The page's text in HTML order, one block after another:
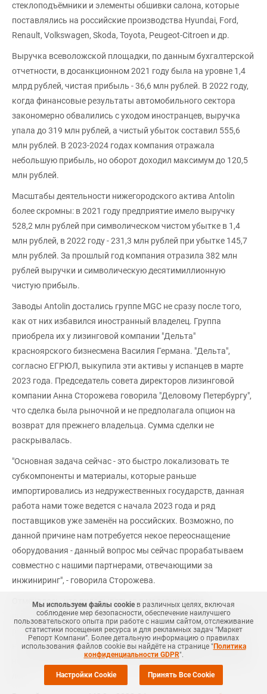
стеклоподъёмники и элементы обшивки салона, которые
поставлялись на российские производства Hyundai, Ford,
Renault, Volkswagen, Skoda, Toyota, Peugeot-Citroen и др.
Выручка всеволожской площадки, по данным бухгалтерской
отчетности, в досанкционном 2021 году была на уровне 1,4
млрд рублей, чистая прибыль - 36,6 млн рублей. В 2022 году,
когда финансовые результаты автомобильного сектора
закономерно обвалились с уходом иностранцев, выручка
упала до 319 млн рублей, а чистый убыток составил 555,6
млн рублей. В 2023-2024 годах компания отражала
небольшую прибыль, но оборот доходил максимум до 120,5
млн рублей.
Масштабы деятельности нижегородского актива Antolin
более скромны: в 2021 году предприятие имело выручку
528,2 млн рублей при символическом чистом убытке в 1,4
млн рублей, в 2022 году - 231,3 млн рублей при убытке 145,7
млн рублей. За прошлый год компания отразила 382 млн
рублей выручки и символическую десятимиллионную
чистую прибыль.
Заводы Antolin достались группе MGC не сразу после того,
как от них избавился иностранный владелец. Группа
приобрела их у лизинговой компании "Дельта"
красноярского бизнесмена Василия Германа. "Дельта",
согласно ЕГРЮЛ, выкупила эти активы у испанцев в марте
2023 года. Председатель совета директоров лизинговой
компании Анна Сторожева говорила "Деловому Петербургу",
что сделка была рыночной и не предполагала опцион на
возврат для прежнего владельца. Сумма сделки не
раскрывалась.
"Основная задача сейчас - это быстро локализовать те
субкомпоненты и материалы, которые раньше
импортировались из недружественных государств, данная
работа нами тоже ведется с начала 2023 года и ряд
поставщиков уже заменён на российских. Возможно, по
данной причине нам потребуется некое переоснащение
оборудования - данный вопрос мы сейчас прорабатываем
совместно с нашими партнерами, отвечающими за
инжиниринг", - говорила Сторожева.
Отмечалось, что вкладываться в модернизацию
приобретенных активов "Дельта" не планировала, так как по
результатам технического аудита состояние оборудования
на производственных площадках было признано хорошим и
не требующим больших инвестиций в ближайшие несколько
Мы используем файлы cookie в различных целях, включая
соблюдение мер безопасности, обеспечение наилучшего
пользовательского опыта при работе с нашим сайтом, отслеживание
статистики посещения ресурса и для рекламных задач “Маркет
Репорт Компани”. Более детальную информацию о правилах
использования файлов cookie вы найдёте на странице "Политика
конфиденциальности GDPR".
Настройки Cookie Принять Все Cookie